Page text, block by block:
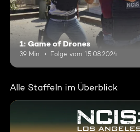
1: Game of Drones
39 Min. Folge vom 15.08.2024
Alle Staffeln im Überblick